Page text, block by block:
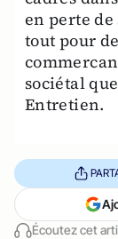
en perte
tout pour
sociétal
Entretien.
Écoutez cet